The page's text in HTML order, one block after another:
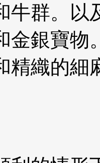
牛群。以
金銀寶物
精織的細